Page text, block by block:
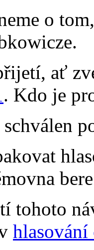
o
ať
. Kdo je
tohoto
hlasování